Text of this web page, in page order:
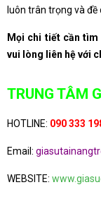
luôn trân trọng và đề
Mọi chi tiết cần tìm
vui lòng liên hệ với
TRUNG TÂM
HOTLINE: 090 333
Email:
WEBSITE: